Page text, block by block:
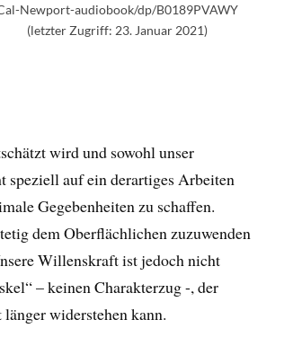
Newport-audiobook/dp/B0189PVAWY
(letzter Zugriff: 23. Januar 2021)
wird und sowohl unser
auf ein derartiges Arbeiten
Gegebenheiten zu schaffen.
dem Oberflächlichen zuzuwenden
Willenskraft ist jedoch nicht
– keinen Charakterzug -, der
widerstehen kann.